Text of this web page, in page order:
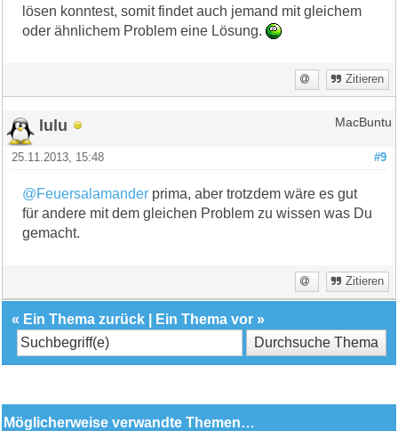
lösen konntest, somit findet auch jemand mit gleichem
oder ähnlichem Problem eine Lösung.
Zitieren
lulu MacBuntu
#9
25.11.2013, 15:48
@Feuersalamander prima, aber trotzdem wäre es gut
für andere mit dem gleichen Problem zu wissen was Du
gemacht.
Zitieren
« Ein Thema zurück Ein Thema vor »
Möglicherweise verwandte Themen…